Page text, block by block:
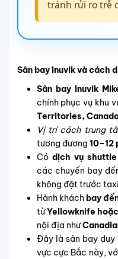
tránh rủi ro trễ
Sân bay Inuvik và cách
Sân bay Inuvik
chính phục vụ khu
Territories,
Vị trí cách trung
tương đương 10–12
Có dịch vụ shuttle
các chuyến bay
không đặt trước
Hành khách bay
từYellowknife
nội địa như
Đây là sân bay duy
vực cực Bắc này,